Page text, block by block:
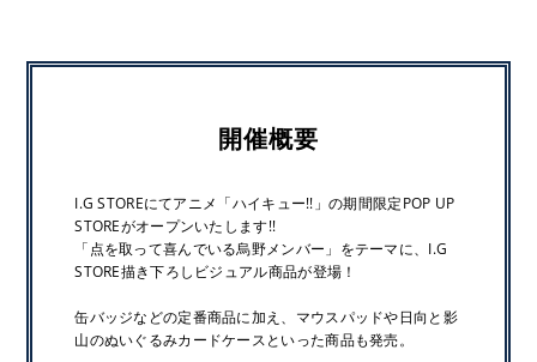
開催概要
I.G STOREにてアニメ「ハイキュー!!」の期間限定POP UP
STOREがオープンいたします!!
「点を取って喜んでいる烏野メンバー」をテーマに、I.G
STORE描き下ろしビジュアル商品が登場！
缶バッジなどの定番商品に加え、マウスパッドや日向と影
山のぬいぐるみカードケースといった商品も発売。